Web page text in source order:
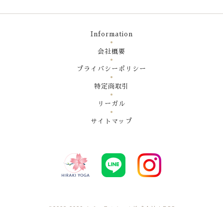
Information
会社概要
プライバシーポリシー
特定商取引
リーガル
サイトマップ